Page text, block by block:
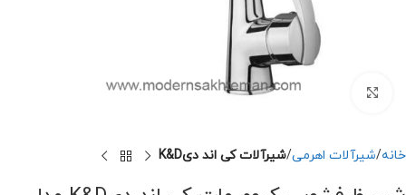
برای بزرگنمایی کلیک کنید
خانه شیرآلات اهرمی شیرآلات کی اند دیK&D